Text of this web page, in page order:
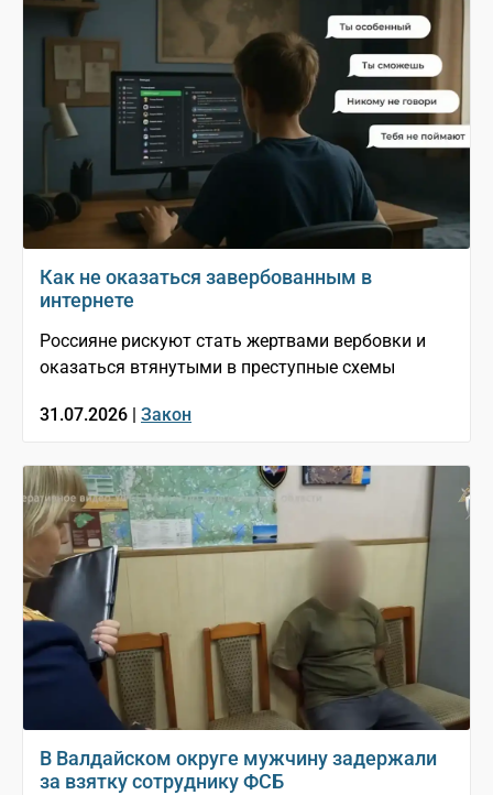
Как не оказаться завербованным в
интернете
Россияне рискуют стать жертвами вербовки и
оказаться втянутыми в преступные схемы
31.07.2026 | Закон
В Валдайском округе мужчину задержали
за взятку сотруднику ФСБ